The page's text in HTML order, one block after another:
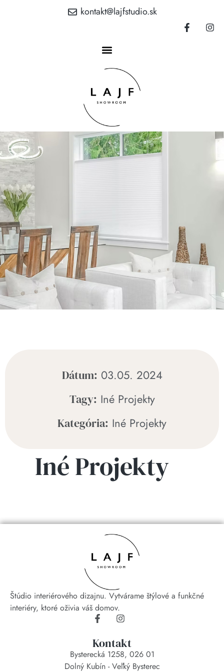
kontakt@lajfstudio.sk
Dátum: 03.05. 2024
Tagy: Iné Projekty
Kategória: Iné Projekty
Iné Projekty
Štúdio interiérového dizajnu. Vytvárame štýlové a funkčné
interiéry, ktoré oživia váš domov.
Kontakt
Bysterecká 1258, 026 01
Dolný Kubín - Veľký Bysterec